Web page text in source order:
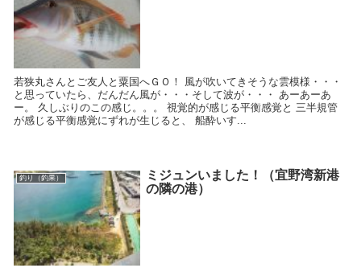
若狭丸さんとご友人と粟国へＧＯ！ 風が吹いてきそうな雲模様・・・
と思っていたら、だんだん風が・・・そして波が・・・ あーあーあ
ー。 久しぶりのこの感じ。。。 視覚的が感じる平衡感覚と 三半規管
が感じる平衡感覚にずれが生じると、 船酔いす...
釣り（釣果）
ミジュンいました！（宜野湾新港
の隣の港）